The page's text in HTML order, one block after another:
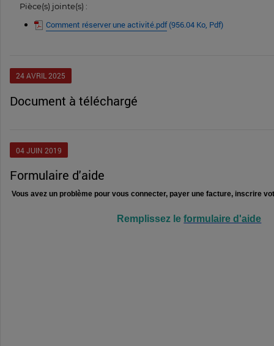
Pièce(s) jointe(s) :
Comment réserver une activité.pdf (956.04 Ko, Pdf)
24AVRIL2025
document à téléchargé
04JUIN 2019
Formulaire d'aide
Vous avez un problème pour vous connecter, payer une facture, inscrire
Remplissez leformulaire d'aide